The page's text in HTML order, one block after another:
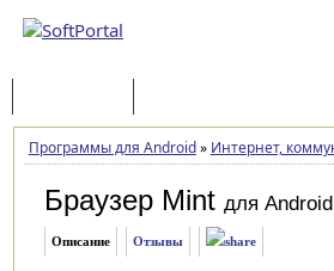
Программы для Android» Интернет,
Браузер Mint для Android
Описание Отзывы